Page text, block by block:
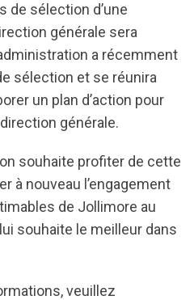
de sélection d’une
générale sera
a récemment
sélection et se réunira
un plan d’action pour
générale.
souhaite profiter de cette
à nouveau l’engagement
de Jollimore au
souhaite le meilleur dans
veuillez